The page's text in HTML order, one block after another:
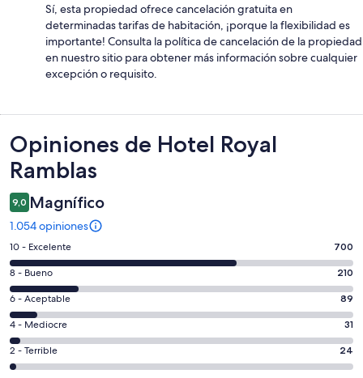
Sí, esta propiedad ofrece cancelación gratuita en
determinadas tarifas de habitación, ¡porque la flexibilidad es
importante! Consulta la política de cancelación de la propiedad
en nuestro sitio para obtener más información sobre cualquier
excepción o requisito.
Opiniones
Opiniones de Hotel Royal
Ramblas
9,0 Magnífico
1.054 opiniones
Evaluación:
10
-
Excelente.
700
de
1054
opiniones
10 - Excelente 700
Evaluación:
8
-
Bueno.
210
de
8 - Bueno 210
Evaluación:
6
-
Aceptable.
89
6 - Aceptable 89
Evaluación:
4
-
4 - Mediocre 31
Evaluación:
2
2 - Terrible 24